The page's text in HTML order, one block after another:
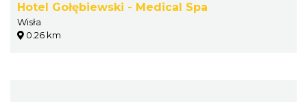
Hotel Gołębiewski - Medical Spa
Wisła
0.26 km